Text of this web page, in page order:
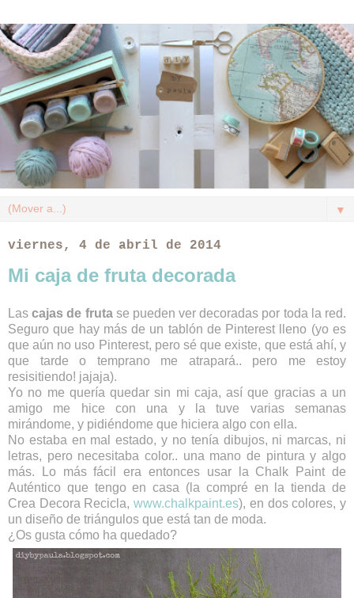
▼
viernes, 4 de abril de 2014
Mi caja de fruta decorada
Lascajas de frutase pueden ver decoradas por toda la red.
Seguro que hay más de un tablón de Pinterest lleno (yo es
que aún no uso Pinterest, pero sé que existe, que está ahí, y
que tarde o temprano me atrapará.. pero me estoy
resisitiendo! jajaja).
Yo no me quería quedar sin mi caja, así que gracias a un
amigo me hice con una y la tuve varias semanas
mirándome, y pidiéndome que hiciera algo con ella.
No estaba en mal estado, y no tenía dibujos, ni marcas, ni
letras, pero necesitaba color.. una mano de pintura y algo
más. Lo más fácil era entonces usar la Chalk Paint de
Auténtico que tengo en casa (la compré en la tienda de
Crea Decora Recicla,www.chalkpaint.es), en dos colores, y
un diseño de triángulos que está tan de moda.
¿Os gusta cómo ha quedado?